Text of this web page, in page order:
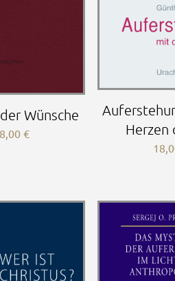
Wünsche
€
Herzen